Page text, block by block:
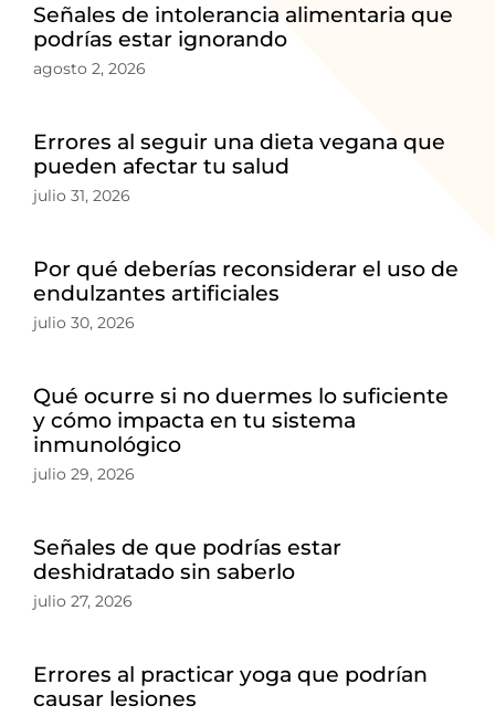
Señales de intolerancia alimentaria que
podrías estar ignorando
agosto 2, 2026
Errores al seguir una dieta vegana que
pueden afectar tu salud
julio 31, 2026
Por qué deberías reconsiderar el uso de
endulzantes artificiales
julio 30, 2026
Qué ocurre si no duermes lo suficiente
y cómo impacta en tu sistema
inmunológico
julio 29, 2026
Señales de que podrías estar
deshidratado sin saberlo
julio 27, 2026
Errores al practicar yoga que podrían
causar lesiones